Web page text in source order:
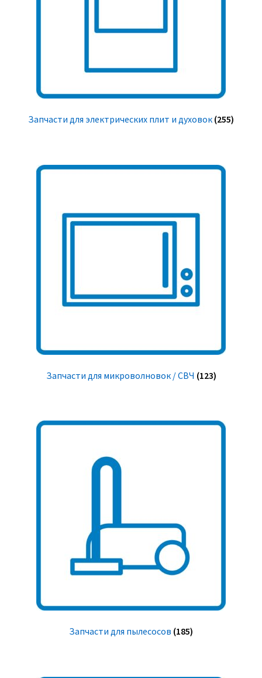
Запчасти для электрических плит и духовок (255)
Запчасти для микроволновок / СВЧ (123)
Запчасти для пылесосов (185)